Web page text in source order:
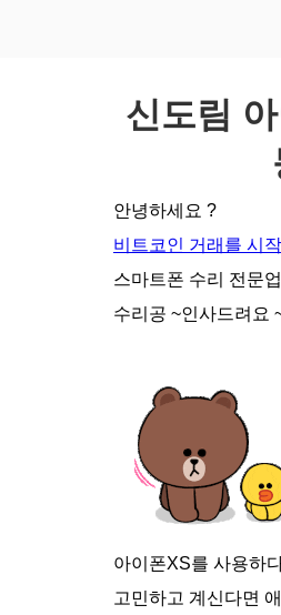
신도림
안녕하세요 ?
비트코인 거래를 시
스마트폰 수리 전문
수리공 ~인사드려요
아이폰XS를 사용하
고민하고 계신다면